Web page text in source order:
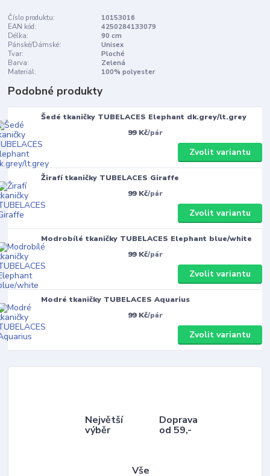
Číslo produktu:
10153016
EAN kód:
4250284133079
Délka:
90 cm
Pánské/Dámské:
Unisex
Tvar:
Ploché
Barva:
Zelená
Materiál:
100% polyester
Podobné produkty
Šedé tkaničky TUBELACES Elephant dk.grey/lt.grey
99 Kč/pár
Zvolit variantu
Žirafí tkaničky TUBELACES Giraffe
99 Kč/pár
Zvolit variantu
Modrobílé tkaničky TUBELACES Elephant blue/white
99 Kč/pár
Zvolit variantu
Modré tkaničky TUBELACES Aquarius
99 Kč/pár
Zvolit variantu
Největší
výběr
Doprava
od 59,-
Vše